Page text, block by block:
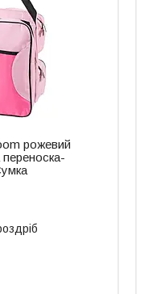
рожевий